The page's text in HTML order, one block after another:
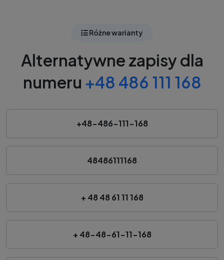
Różne warianty
Alternatywne zapisy dla
numeru +48 486 111 168
+48-486-111-168
48486111168
+ 48 48 61 11 168
+ 48-48-61-11-168